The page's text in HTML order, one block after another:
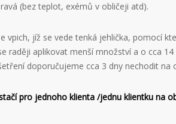
(bez teplot, exémů v obličeji atd).
vpich, jíž se vede tenká jehlička, pomocí
raději aplikovat menší množství a o cca
doporučujeme cca 3 dny nechodit na
pro jednoho klienta /jednu klientku na